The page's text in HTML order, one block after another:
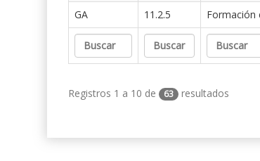
GA
11.2.5 Formación
Registros 1 a 10 de 63 resultados